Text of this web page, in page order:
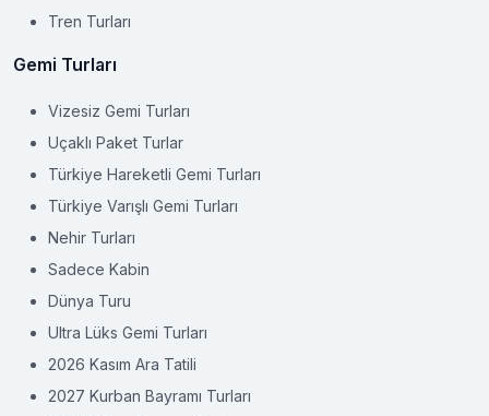
Tren Turları
Gemi Turları
Vizesiz Gemi Turları
Uçaklı Paket Turlar
Türkiye Hareketli Gemi Turları
Türkiye Varışlı Gemi Turları
Nehir Turları
Sadece Kabin
Dünya Turu
Ultra Lüks Gemi Turları
2026 Kasım Ara Tatili
2027 Kurban Bayramı Turları